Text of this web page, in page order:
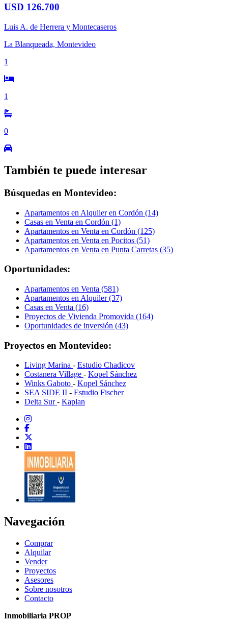
USD 126.700
Luis A. de Herrera y Montecaseros
La Blanqueada, Montevideo
1
1
0
También te puede interesar
Búsquedas en Montevideo:
Apartamentos en Alquiler en Cordón (14)
Casas en Venta en Cordón (1)
Apartamentos en Venta en Cordón (125)
Apartamentos en Venta en Pocitos (51)
Apartamentos en Venta en Punta Carretas (35)
Oportunidades:
Apartamentos en Venta (581)
Apartamentos en Alquiler (37)
Casas en Venta (16)
Proyectos de Vivienda Promovida (164)
Oportunidades de inversión (43)
Proyectos en Montevideo:
Living Marina - Estudio Chadicov
Costanera Village - Kopel Sánchez
Winks Gaboto - Kopel Sánchez
SEA SIDE II - Estudio Fischer
Delta Sur- Kaplan
Navegación
Comprar
Alquilar
Vender
Proyectos
Asesores
Sobre nosotros
Contacto
Inmobiliaria PROP